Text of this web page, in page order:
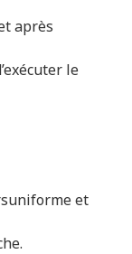
après
le
et